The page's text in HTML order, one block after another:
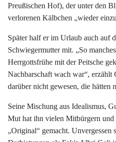
Preußischen Hof), der unter den
verlorenen Kälbchen „wieder
Später half er im Urlaub auch auf
Schwiegermutter mit. „So
Herrgottsfrühe mit der Peitsche
Nachbarschaft wach war“, erzählt
darüber nicht gewesen, die hätten
Seine Mischung aus Idealismus,
Mut hat ihn vielen Mitbürgern und
„Original“ gemacht. Unvergessen